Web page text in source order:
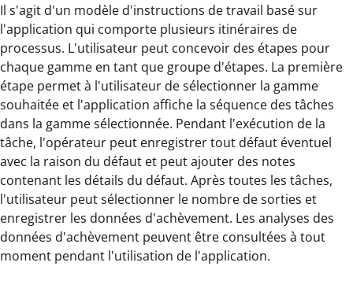
Il s'agit d'un modèle d'instructions de travail basé sur
l'application qui comporte plusieurs itinéraires de
processus. L'utilisateur peut concevoir des étapes pour
chaque gamme en tant que groupe d'étapes. La première
étape permet à l'utilisateur de sélectionner la gamme
souhaitée et l'application affiche la séquence des tâches
dans la gamme sélectionnée. Pendant l'exécution de la
tâche, l'opérateur peut enregistrer tout défaut éventuel
avec la raison du défaut et peut ajouter des notes
contenant les détails du défaut. Après toutes les tâches,
l'utilisateur peut sélectionner le nombre de sorties et
enregistrer les données d'achèvement. Les analyses des
données d'achèvement peuvent être consultées à tout
moment pendant l'utilisation de l'application.